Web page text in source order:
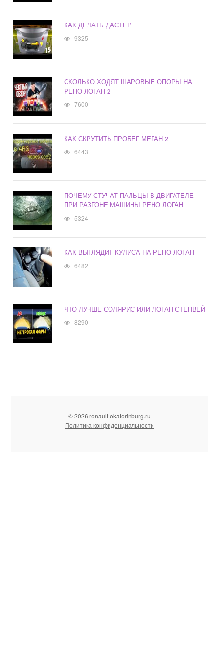
КАК ДЕЛАТЬ ДАСТЕР
9325
СКОЛЬКО ХОДЯТ ШАРОВЫЕ ОПОРЫ НА
РЕНО ЛОГАН 2
7600
КАК СКРУТИТЬ ПРОБЕГ МЕГАН 2
6443
ПОЧЕМУ СТУЧАТ ПАЛЬЦЫ В ДВИГАТЕЛЕ
ПРИ РАЗГОНЕ МАШИНЫ РЕНО ЛОГАН
5324
КАК ВЫГЛЯДИТ КУЛИСА НА РЕНО ЛОГАН
6482
ЧТО ЛУЧШЕ СОЛЯРИС ИЛИ ЛОГАН СТЕПВЕЙ
8290
© 2026 renault-ekaterinburg.ru
Политика конфиденциальности